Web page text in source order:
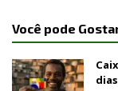
Você pode